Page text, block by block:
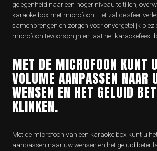
gelegenheid naar een hoger niveau te tillen,
karaoke box met microfoon. Het zal de sfeer
samenbrengen en zorgen voor onvergetelijk
microfoon tevoorschijn en laat het karaokefeest
MET DE MICROFOON KUNT
VOLUME AANPASSEN NAAR
WENSEN EN HET GELUID
KLINKEN.
Met de microfoon van een karaoke box kunt u
aanpassen naar uw wensen en het geluid beter